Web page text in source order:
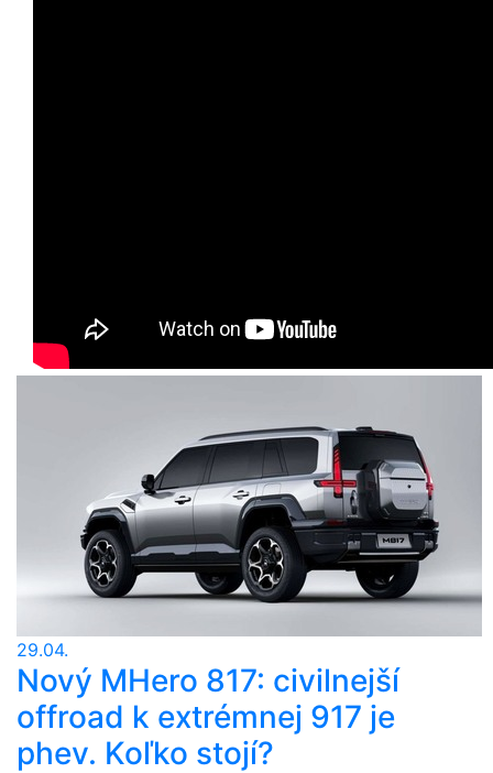
29.04.
Nový MHero 817: civilnejší
offroad k extrémnej 917 je
phev. Koľko stojí?